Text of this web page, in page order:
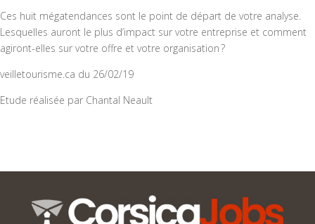
Ces huit mégatendances sont le point de départ de votre analyse.
Lesquelles auront le plus d’impact sur votre entreprise et comment
agiront-elles sur votre offre et votre organisation ?
veilletourisme.ca du 26/02/19
Etude réalisée par Chantal Neault